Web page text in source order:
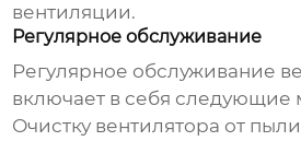
вентиляции.
Регулярное обслуживание
Регулярное обслуживание
включает в себя следующие
Очистку вентилятора от